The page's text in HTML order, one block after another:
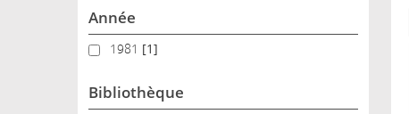
Année
19811981 [1]
Bibliothèque